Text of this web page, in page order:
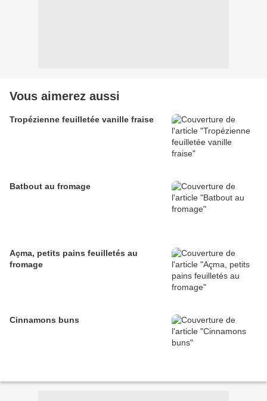
Vous aimerez aussi
Tropézienne feuilletée vanille fraise
Batbout au fromage
Açma, petits pains feuilletés au
fromage
Cinnamons buns